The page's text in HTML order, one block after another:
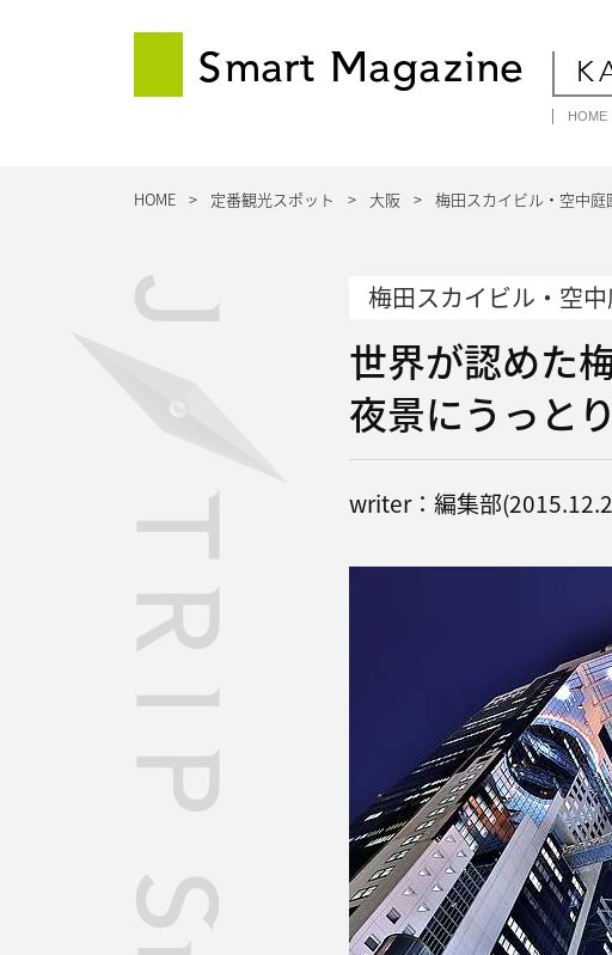
Smart Magazine
HOME
HOME 定番観光スポット 大阪 梅田スカイビル・空中庭
梅田スカイビル・空
世界が認めた
夜景にうっと
writer：編集部